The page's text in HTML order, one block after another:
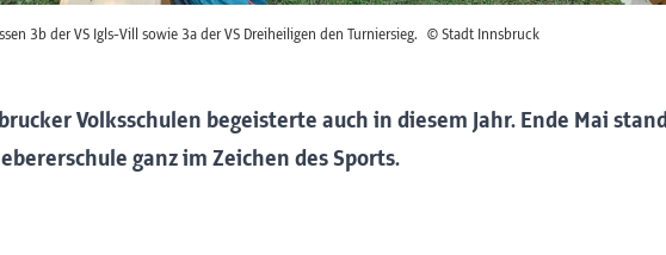
3b der VS Igls-Vill sowie 3a der VS Dreiheiligen den Turniersieg. © Stadt Innsbruck
Volksschulen begeisterte auch in diesem Jahr. Ende Mai stand
ganz im Zeichen des Sports.